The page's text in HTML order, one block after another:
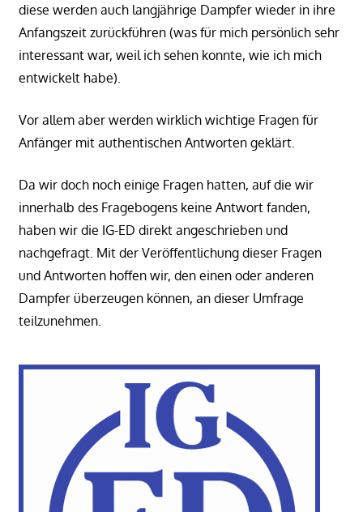
diese werden auch langjährige Dampfer wieder in ihre
Anfangszeit zurückführen (was für mich persönlich sehr
interessant war, weil ich sehen konnte, wie ich mich
entwickelt habe).
Vor allem aber werden wirklich wichtige Fragen für
Anfänger mit authentischen Antworten geklärt.
Da wir doch noch einige Fragen hatten, auf die wir
innerhalb des Fragebogens keine Antwort fanden,
haben wir die IG-ED direkt angeschrieben und
nachgefragt. Mit der Veröffentlichung dieser Fragen
und Antworten hoffen wir, den einen oder anderen
Dampfer überzeugen können, an dieser Umfrage
teilzunehmen.